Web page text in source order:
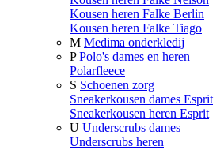
Kousen heren Falke Berlin
Kousen heren Falke Tiago
M Medima onderkledij
P Polo's dames en heren
Polarfleece
S Schoenen zorg
Sneakerkousen dames Esprit
Sneakerkousen heren Esprit
U Underscrubs dames
Underscrubs heren